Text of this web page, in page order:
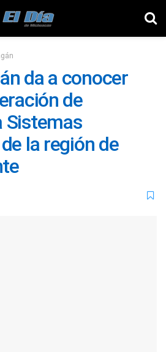
da a conocer
de
Sistemas
la región de